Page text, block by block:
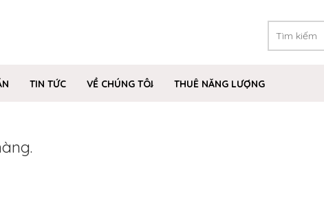
TIN TỨC VỀ CHÚNG TÔI THUÊ NĂNG LƯỢNG